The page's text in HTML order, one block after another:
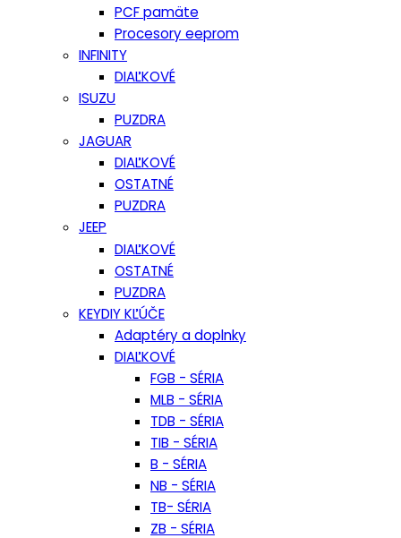
PCF pamäte
Procesory eeprom
INFINITY
DIAĽKOVÉ
ISUZU
PUZDRA
JAGUAR
DIAĽKOVÉ
OSTATNÉ
PUZDRA
JEEP
DIAĽKOVÉ
OSTATNÉ
PUZDRA
KEYDIY KĽÚČE
Adaptéry a doplnky
DIAĽKOVÉ
FGB - SÉRIA
MLB - SÉRIA
TDB - SÉRIA
TIB - SÉRIA
B - SÉRIA
NB - SÉRIA
TB- SÉRIA
ZB - SÉRIA